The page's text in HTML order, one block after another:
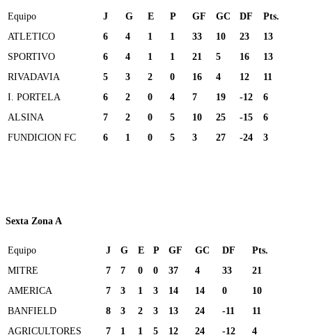
Equipo J G E P GF GC DF
Pts.
ATLETICO
6 4 1 1 33 10 23
13
SPORTIVO
6 4 1 1 21 5 16
13
RIVADAVIA
5 3 2 0 16 4 12
11
I. PORTELA
6 2 0 4 7 19 -12
6
ALSINA
7 2 0 5 10 25 -15
6
FUNDICION FC
6 1 0 5 3 27 -24 3
Sexta Zona A
Equipo J G E P GF GC DF
Pts.
MITRE
7 7 0 0 37 4 33
21
AMERICA
7 3 1 3 14 14 0
10
BANFIELD
8 3 2 3 13 24 -11
11
AGRICULTORES
7 1 1 5 12 24 -12 4